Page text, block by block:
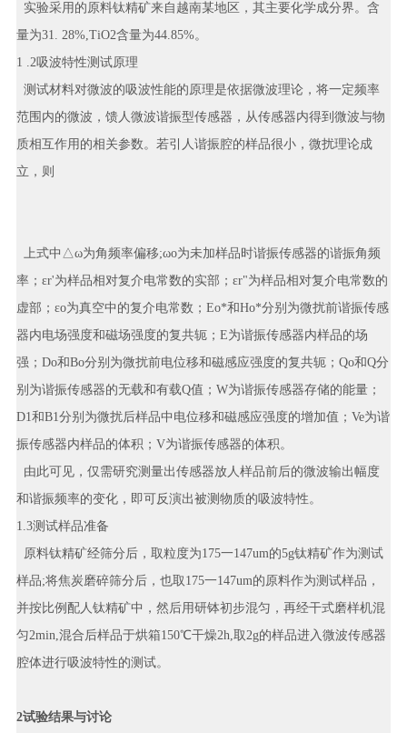
实验采用的原料钛精矿来自越南某地区，其主要化学成分界。含
量为31. 28%,TiO2含量为44.85%。
1 .2吸波特性测试原理
测试材料对微波的吸波性能的原理是依据微波理论，将一定频率
范围内的微波，馈人微波谐振型传感器，从传感器内得到微波与物
质相互作用的相关参数。若引人谐振腔的样品很小，微扰理论成
立，则
上式中△ω为角频率偏移;ωo为未加样品时谐振传感器的谐振角频
率；εr'为样品相对复介电常数的实部；εr"为样品相对复介电常数的
虚部；εo为真空中的复介电常数；Eo*和Ho*分别为微扰前谐振传感
器内电场强度和磁场强度的复共轭；E为谐振传感器内样品的场
强；Do和Bo分别为微扰前电位移和磁感应强度的复共轭；Qo和Q分
别为谐振传感器的无载和有载Q值；W为谐振传感器存储的能量；
D1和B1分别为微扰后样品中电位移和磁感应强度的增加值；Ve为谐
振传感器内样品的体积；V为谐振传感器的体积。
由此可见，仅需研究测量出传感器放人样品前后的微波输出幅度
和谐振频率的变化，即可反演出被测物质的吸波特性。
1.3测试样品准备
原料钛精矿经筛分后，取粒度为175一147um的5g钛精矿作为测试
样品;将焦炭磨碎筛分后，也取175一147um的原料作为测试样品，
并按比例配人钛精矿中，然后用研钵初步混匀，再经干式磨样机混
匀2min,混合后样品于烘箱150℃干燥2h,取2g的样品进入微波传感器
腔体进行吸波特性的测试。
2试验结果与讨论